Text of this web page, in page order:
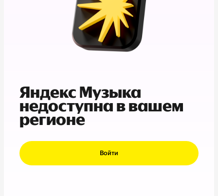
Яндекс Музыка
недоступна в вашем
регионе
Войти